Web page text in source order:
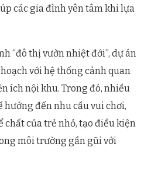
các gia đình yên tâm khi lựa
“đô thị vườn nhiệt đới”, dự án
với hệ thống cảnh quan
ích nội khu. Trong đó, nhiều
đến nhu cầu vui chơi,
chất của trẻ nhỏ, tạo điều kiện
môi trường gần gũi với